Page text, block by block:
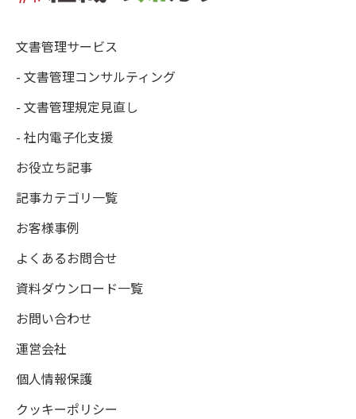
文書管理サービス
- 文書管理コンサルティング
- 文書管理規定見直し
- 社内電子化支援
お役立ち記事
記事カテゴリ一覧
お客様事例
よくあるお問合せ
資料ダウンロード一覧
お問い合わせ
運営会社
個人情報保護
クッキーポリシー